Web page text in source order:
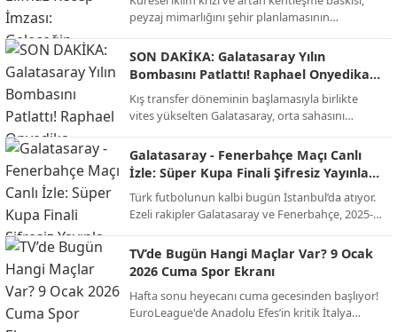
peyzaj mimarlığını şehir planlamasının
Elifnaz Recep, modern mimarinin artık sadece
binalardan ibaret olmadığını, doğayla entegre
yaşayan "nefes alan" alanların bir zorunluluk
haline geldiğini vurguluyor.
SON DAKİKA: Galatasaray Yılın
Bombasını Patlattı! Raphael Onyedika
Transferinde Mutlu Son!
Kış transfer döneminin başlamasıyla birlikte
vites yükselten Galatasaray, orta sahasını
kırmızılı yönetim, bir süredir görüşme halinde
olduğu Nijeryalı yıldız Raphael Onyedika ve
kulübü Club Brugge ile her konuda anlaşmaya
vardı. İşte dev transferin bonservis bedeli, maaş
detayları ve sözleşme şartları!
Galatasaray - Fenerbahçe Maçı Canlı
İzle: Süper Kupa Finali Şifresiz Yayınla
Ekranda!
Türk futbolunun kalbi bugün İstanbul’da atıyor.
Ezeli rakipler Galatasaray ve Fenerbahçe, 2025-
müzelerine götürmek için karşı karşıya geliyor.
Milyonların beklediği dev derbi, şifresiz kanal
müjdesiyle futbolseverleri ekran başına kilitliyor.
TV’de Bugün Hangi Maçlar Var? 9 Ocak
2026 Cuma Spor Ekranı
Hafta sonu heyecanı cuma gecesinden başlıyor!
EuroLeague'de Anadolu Efes’in kritik İtalya